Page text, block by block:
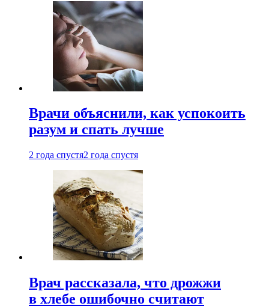
Врачи объяснили, как успокоить
разум и спать лучше
2 года спустя2 года спустя
Врач рассказала, что дрожжи
в хлебе ошибочно считают